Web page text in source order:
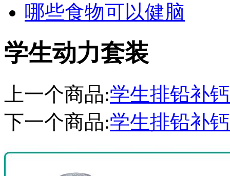
哪些食物可以健脑
学生动力套装
上一个商品:学生排铅补
下一个商品:学生排铅补